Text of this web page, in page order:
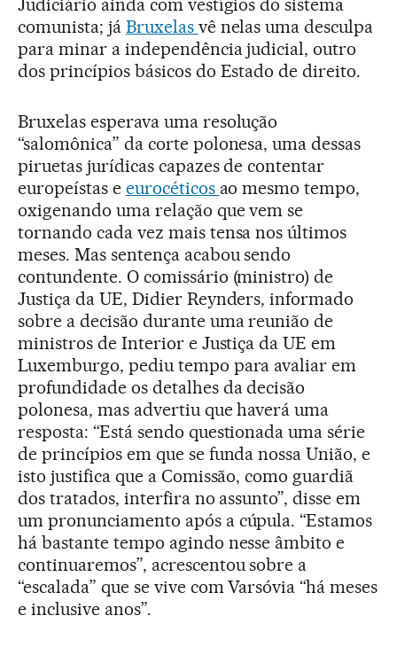
Judiciário ainda com vestígios do sistema
comunista; já Bruxelas vê nelas uma desculpa
para minar a independência judicial, outro
dos princípios básicos do Estado de direito.
Bruxelas esperava uma resolução
“salomônica” da corte polonesa, uma dessas
piruetas jurídicas capazes de contentar
europeístas e eurocéticos ao mesmo tempo,
oxigenando uma relação que vem se
tornando cada vez mais tensa nos últimos
meses. Mas sentença acabou sendo
contundente. O comissário (ministro) de
Justiça da UE, Didier Reynders, informado
sobre a decisão durante uma reunião de
ministros de Interior e Justiça da UE em
Luxemburgo, pediu tempo para avaliar em
profundidade os detalhes da decisão
polonesa, mas advertiu que haverá uma
resposta: “Está sendo questionada uma série
de princípios em que se funda nossa União, e
isto justifica que a Comissão, como guardiã
dos tratados, interfira no assunto”, disse em
um pronunciamento após a cúpula. “Estamos
há bastante tempo agindo nesse âmbito e
continuaremos”, acrescentou sobre a
“escalada” que se vive com Varsóvia “há meses
e inclusive anos”.